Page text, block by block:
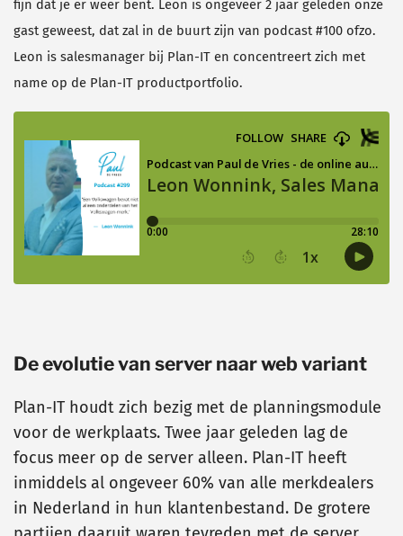
fijn dat je er weer bent. Leon is ongeveer 2 jaar geleden onze
gast geweest, dat zal in de buurt zijn van podcast #100 ofzo.
Leon is salesmanager bij Plan-IT en concentreert zich met
name op de Plan-IT productportfolio.
De evolutie van server naar web variant
Plan-IT houdt zich bezig met de planningsmodule
voor de werkplaats. Twee jaar geleden lag de
focus meer op de server alleen. Plan-IT heeft
inmiddels al ongeveer 60% van alle merkdealers
in Nederland in hun klantenbestand. De grotere